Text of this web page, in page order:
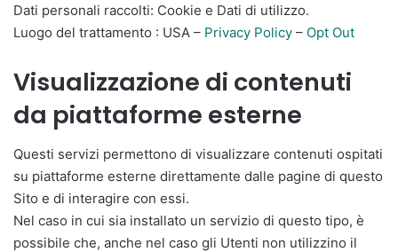
Dati personali raccolti: Cookie e Dati di utilizzo.
Luogo del trattamento : USA – Privacy Policy – Opt Out
Visualizzazione di contenuti
da piattaforme esterne
Questi servizi permettono di visualizzare contenuti ospitati
su piattaforme esterne direttamente dalle pagine di questo
Sito e di interagire con essi.
Nel caso in cui sia installato un servizio di questo tipo, è
possibile che, anche nel caso gli Utenti non utilizzino il